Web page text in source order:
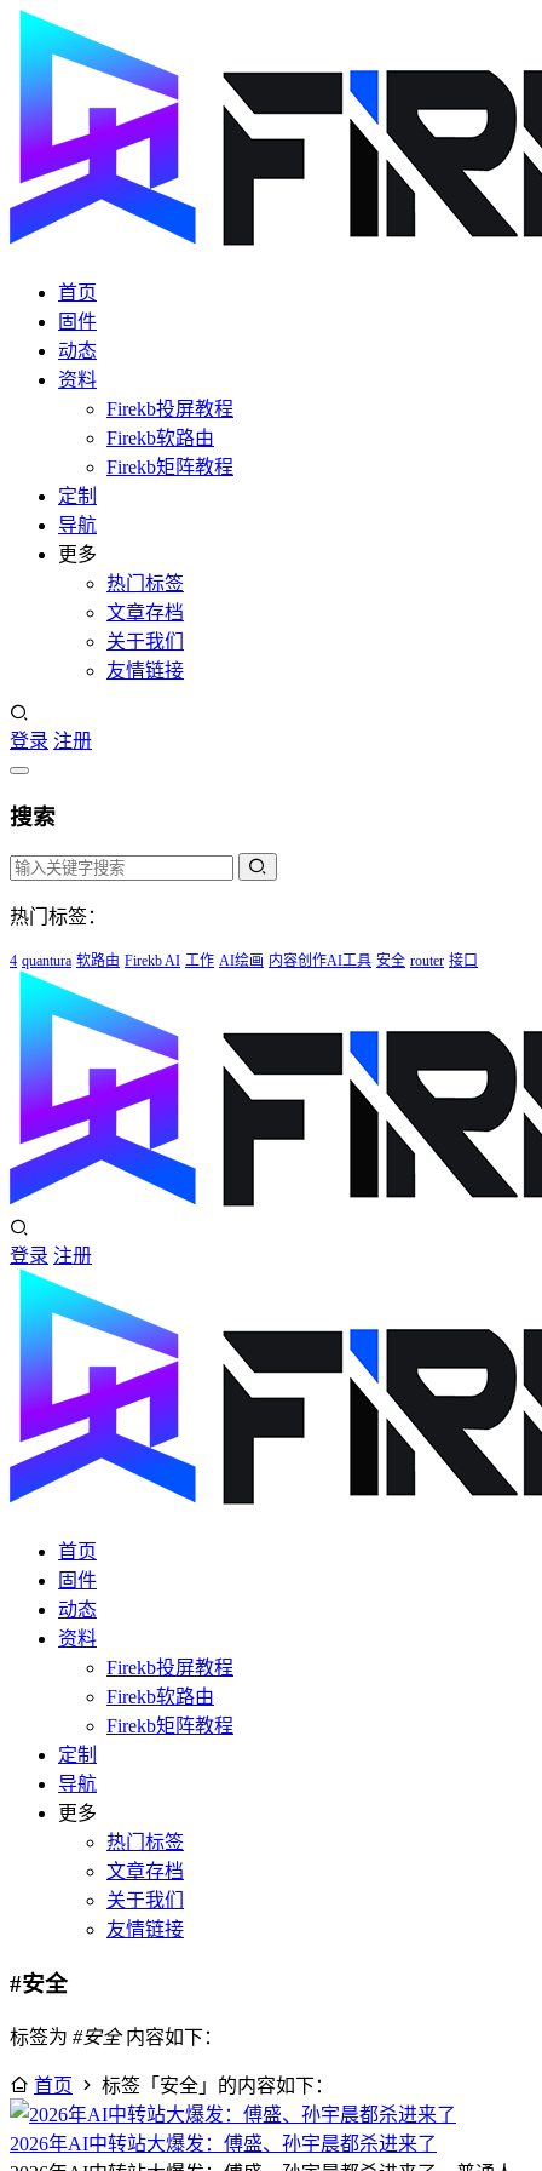
首页
固件
动态
资料
Firekb投屏教程
Firekb软路由
Firekb矩阵教程
定制
导航
更多
热门标签
文章存档
关于我们
友情链接
登录 注册
搜索
热门标签：
4 quantura 软路由 Firekb AI 工作 AI绘画 内容创作AI工具 安全 router 接口
登录 注册
首页
固件
动态
资料
Firekb投屏教程
Firekb软路由
Firekb矩阵教程
定制
导航
更多
热门标签
文章存档
关于我们
友情链接
#安全
标签为 #安全内容如下：
首页 标签「安全」的内容如下：
2026年AI中转站大爆发：傅盛、孙宇晨都杀进来了